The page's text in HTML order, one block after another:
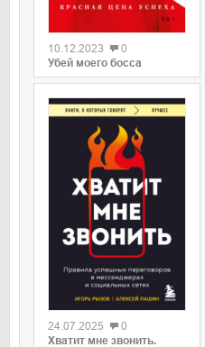
10.12.2023
0
Убей моего босса
24.07.2025
0
Хватит мне звонить.